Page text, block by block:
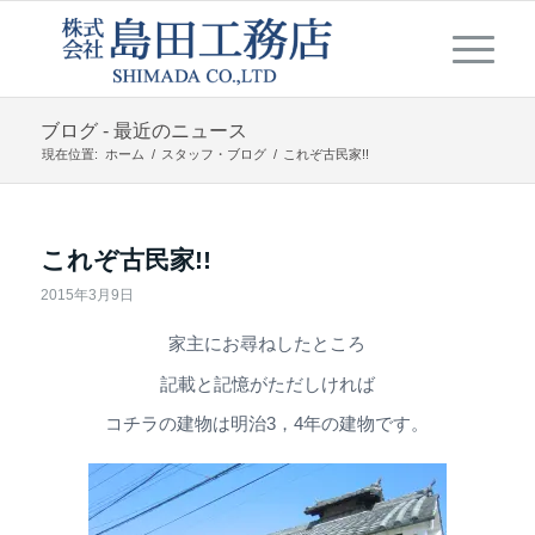
ブログ - 最近のニュース
現在位置: ホーム / スタッフ・ブログ / これぞ古民家!!
これぞ古民家!!
2015年3月9日
家主にお尋ねしたところ
記載と記憶がただしければ
コチラの建物は明治3，4年の建物です。